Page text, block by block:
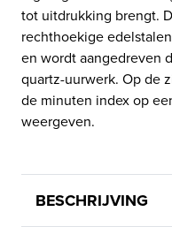
tot uitdrukking brengt.
rechthoekige
en wordt aangedreven
quartz-uurwerk. Op de
de minuten index op
weergeven.
BESCHRIJVING